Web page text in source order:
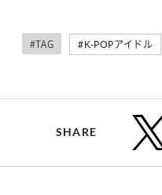
#TAG #K-POPアイドル
SHARE